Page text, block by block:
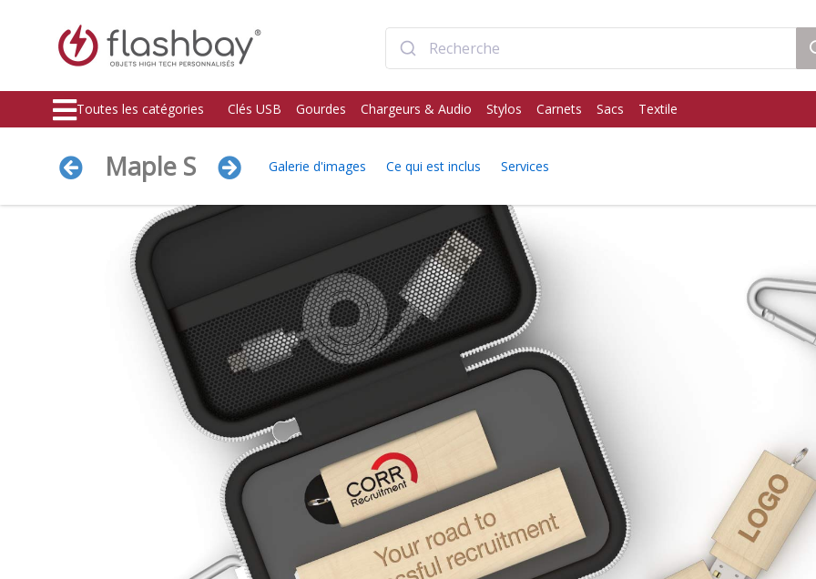
Toutes les catégories Clés USB Gourdes Chargeurs & Audio Stylos Carnets Sacs Textile
Maple S Galerie d'images Ce qui est inclus Services